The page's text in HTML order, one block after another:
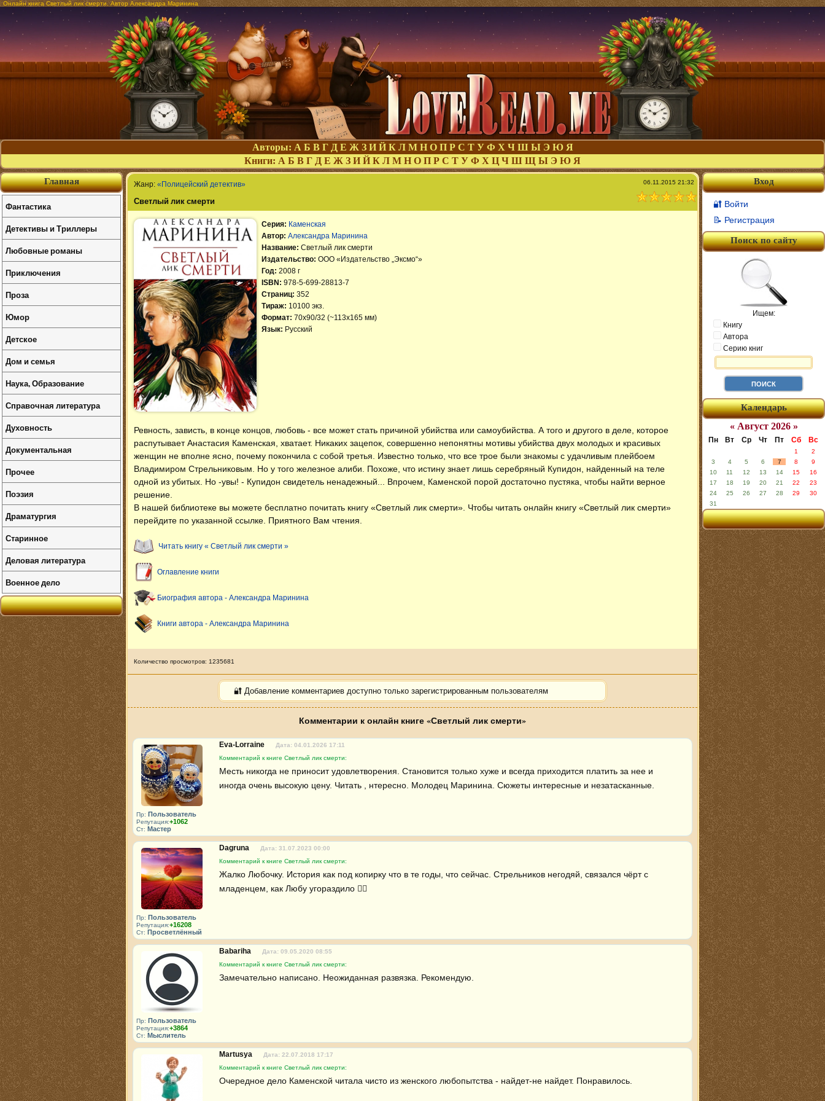
Онлайн книга Светлый лик смерти. Автор Александра Маринина
Авторы: А Б В Г Д Е Ж З И Й К Л М Н О П Р С Т У Ф Х Ч Ш Ы Э Ю Я
Книги: А Б В Г Д Е Ж З И Й К Л М Н О П Р С Т У Ф Х Ц Ч Ш Щ Ы Э Ю Я
Жанр: «Полицейский детектив»
Светлый лик смерти
06.11.2015 21:32
Серия: Каменская
Автор: Александра Маринина
Название: Светлый лик смерти
Издательство: ООО «Издательство „Эксмо“»
Год: 2008 г
ISBN: 978-5-699-28813-7
Страниц: 352
Тираж: 10100 экз.
Формат: 70x90/32 (~113х165 мм)
Язык: Русский
Ревность, зависть, в конце концов, любовь - все может стать причиной убийства или самоубийства. А того и другого в деле, которое
распутывает Анастасия Каменская, хватает. Никаких зацепок, совершенно непонятны мотивы убийства двух молодых и красивых
женщин не вполне ясно, почему покончила с собой третья. Известно только, что все трое были знакомы с удачливым плейбоем
Владимиром Стрельниковым. Но у того железное алиби. Похоже, что истину знает лишь серебряный Купидон, найденный на теле
одной из убитых. Но -увы! - Купидон свидетель ненадежный... Впрочем, Каменской порой достаточно пустяка, чтобы найти верное
решение.
В нашей библиотеке вы можете бесплатно почитать книгу «Светлый лик смерти» . Чтобы читать онлайн книгу «Светлый лик смерти»
перейдите по указанной ссылке. Приятного Вам чтения.
Читать книгу « Светлый лик смерти »
Оглавление книги
Биография автора - Александра Маринина
Книги автора - Александра Маринина
Количество просмотров: 1235681
🔐 Добавление комментариев доступно только зарегистрированным пользователям
Комментарии к онлайн книге «Светлый лик смерти»
Пр: Пользователь
Репутация:+1062
Ст: Мастер
Eva-Lorraine
Дата: 04.01.2026 17:11
Комментарий к книге Светлый лик смерти:
Месть никогда не приносит удовлетворения. Становится только хуже и всегда приходится платить за нее и
иногда очень высокую цену. Читать , нтересно. Молодец Маринина. Сюжеты интересные и незатасканные.
Пр: Пользователь
Репутация:+16208
Ст: Просветлённый
Dagruna
Дата: 31.07.2023 00:00
Комментарий к книге Светлый лик смерти:
Жалко Любочку. История как под копирку что в те годы, что сейчас. Стрельников негодяй, связался чёрт с
младенцем, как Любу угораздило 😵‍💫
Пр: Пользователь
Репутация:+3864
Ст: Мыслитель
Babariha
Дата: 09.05.2020 08:55
Комментарий к книге Светлый лик смерти:
Замечательно написано. Неожиданная развязка. Рекомендую.
Martusya
Дата: 22.07.2018 17:17
Комментарий к книге Светлый лик смерти:
Очередное дело Каменской читала чисто из женского любопытства - найдет-не найдет. Понравилось.
Вход
🔐 Войти
📝 Регистрация
Поиск по сайту
Ищем:
Книгу
Автора
Серию книг
Календарь
« Август 2026 »
Пн Вт Ср Чт Пт Сб Вс
1
2
3
4 5 6 7 8
9
10
11 12 13 14 15
16
17
18 19 20 21 22
23
24
25 26 27 28 29
30
31
Главная
Фантастика
Детективы и Триллеры
Любовные романы
Приключения
Проза
Юмор
Детское
Дом и семья
Наука, Образование
Справочная литература
Духовность
Документальная
Прочее
Поэзия
Драматургия
Старинное
Деловая литература
Военное дело